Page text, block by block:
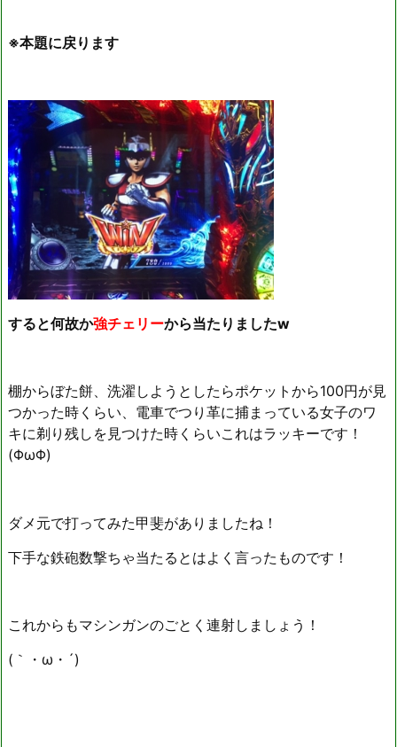
※本題に戻ります
すると何故か強チェリーから当たりましたw
棚からぼた餅、洗濯しようとしたらポケットから100円が見
つかった時くらい、電車でつり革に捕まっている女子のワ
キに剃り残しを見つけた時くらいこれはラッキーです！
(ΦωΦ)
ダメ元で打ってみた甲斐がありましたね！
下手な鉄砲数撃ちゃ当たるとはよく言ったものです！
これからもマシンガンのごとく連射しましょう！
(｀・ω・´)ゞ